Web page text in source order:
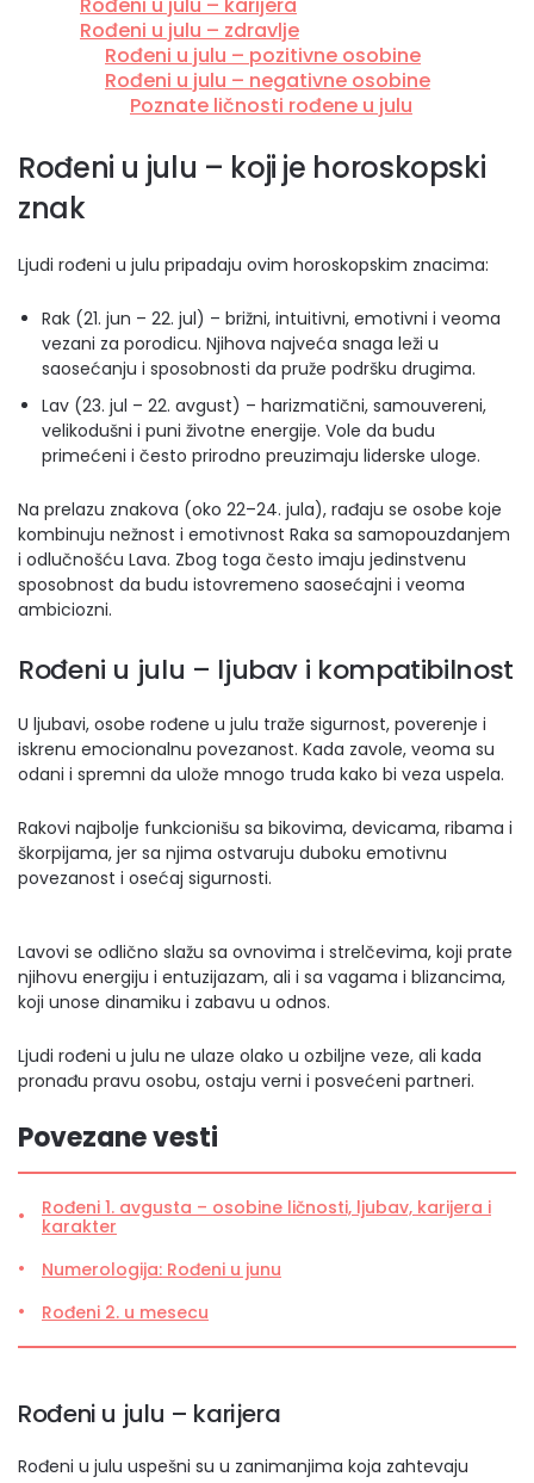
Rođeni u julu – zdravlje
Rođeni u julu – pozitivne osobine
Rođeni u julu – negativne osobine
Poznate ličnosti rođene u julu
Rođeni u julu – koji je horoskopski
znak
Ljudi rođeni u julu pripadaju ovim horoskopskim znacima:
Rak (21. jun – 22. jul) – brižni, intuitivni, emotivni i veoma
vezani za porodicu. Njihova najveća snaga leži u
saosećanju i sposobnosti da pruže podršku drugima.
Lav (23. jul – 22. avgust) – harizmatični, samouvereni,
velikodušni i puni životne energije. Vole da budu
primećeni i često prirodno preuzimaju liderske uloge.
Na prelazu znakova (oko 22–24. jula), rađaju se osobe koje
kombinuju nežnost i emotivnost Raka sa samopouzdanjem
i odlučnošću Lava. Zbog toga često imaju jedinstvenu
sposobnost da budu istovremeno saosećajni i veoma
ambiciozni.
Rođeni u julu – ljubav i kompatibilnost
U ljubavi, osobe rođene u julu traže sigurnost, poverenje i
iskrenu emocionalnu povezanost. Kada zavole, veoma su
odani i spremni da ulože mnogo truda kako bi veza uspela.
Rakovi najbolje funkcionišu sa bikovima, devicama, ribama i
škorpijama, jer sa njima ostvaruju duboku emotivnu
povezanost i osećaj sigurnosti.
Lavovi se odlično slažu sa ovnovima i strelčevima, koji prate
njihovu energiju i entuzijazam, ali i sa vagama i blizancima,
koji unose dinamiku i zabavu u odnos.
Ljudi rođeni u julu ne ulaze olako u ozbiljne veze, ali kada
pronađu pravu osobu, ostaju verni i posvećeni partneri.
Povezane vesti
Rođeni 1. avgusta – osobine ličnosti, ljubav, karijera i
karakter
Numerologija: Rođeni u junu
Rođeni 2. u mesecu
Rođeni u julu – karijera
Rođeni u julu uspešni su u zanimanjima koja zahtevaju